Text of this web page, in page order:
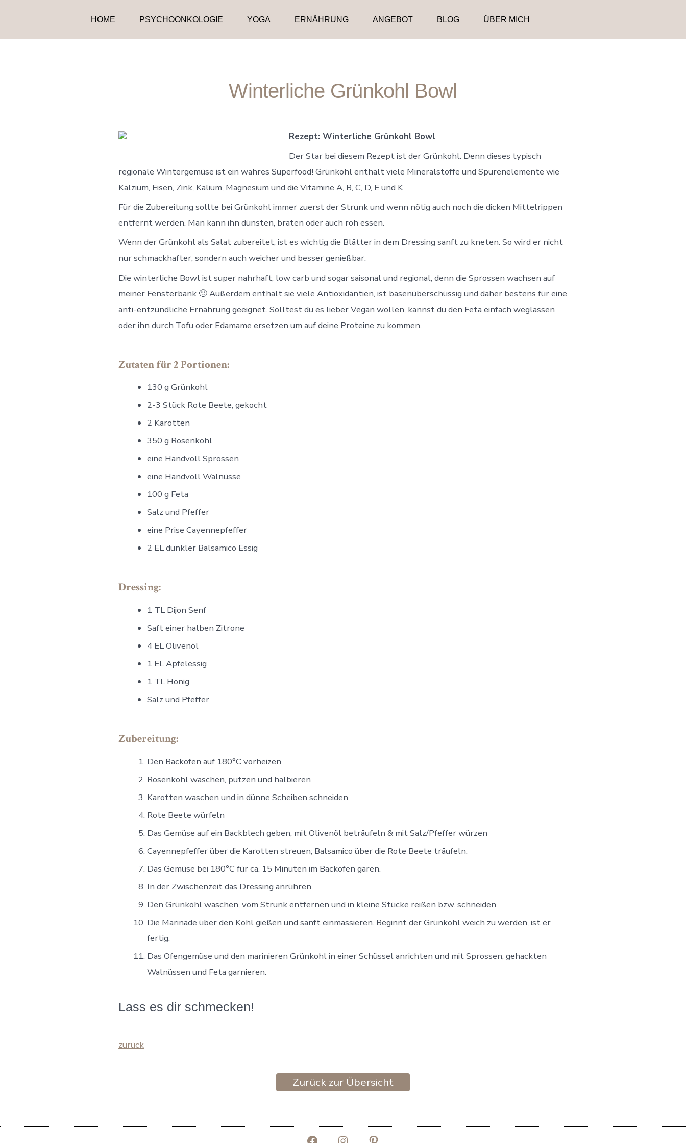
springen
HOME PSYCHOONKOLOGIE YOGA ERNÄHRUNG ANGEBOT BLOG ÜBER MICH
Winterliche Grünkohl Bowl
Rezept: Winterliche Grünkohl Bowl
Der Star bei diesem Rezept ist der Grünkohl. Denn dieses typisch
regionale Wintergemüse ist ein wahres Superfood! Grünkohl enthält viele Mineralstoffe und Spurenelemente wie
Kalzium, Eisen, Zink, Kalium, Magnesium und die Vitamine A, B, C, D, E und K
Für die Zubereitung sollte bei Grünkohl immer zuerst der Strunk und wenn nötig auch noch die dicken Mittelrippen
entfernt werden. Man kann ihn dünsten, braten oder auch roh essen.
Wenn der Grünkohl als Salat zubereitet, ist es wichtig die Blätter in dem Dressing sanft zu kneten. So wird er nicht
nur schmackhafter, sondern auch weicher und besser genießbar.
Die winterliche Bowl ist super nahrhaft, low carb und sogar saisonal und regional, denn die Sprossen wachsen auf
meiner Fensterbank 🙂 Außerdem enthält sie viele Antioxidantien, ist basenüberschüssig und daher bestens für eine
anti-entzündliche Ernährung geeignet. Solltest du es lieber Vegan wollen, kannst du den Feta einfach weglassen
oder ihn durch Tofu oder Edamame ersetzen um auf deine Proteine zu kommen.
Zutaten für 2 Portionen:
130 g Grünkohl
2-3 Stück Rote Beete, gekocht
2 Karotten
350 g Rosenkohl
eine Handvoll Sprossen
eine Handvoll Walnüsse
100 g Feta
Salz und Pfeffer
eine Prise Cayennepfeffer
2 EL dunkler Balsamico Essig
Dressing:
1 TL Dijon Senf
Saft einer halben Zitrone
4 EL Olivenöl
1 EL Apfelessig
1 TL Honig
Salz und Pfeffer
Zubereitung:
Den Backofen auf 180°C vorheizen
Rosenkohl waschen, putzen und halbieren
Karotten waschen und in dünne Scheiben schneiden
Rote Beete würfeln
Das Gemüse auf ein Backblech geben, mit Olivenöl beträufeln & mit Salz/Pfeffer würzen
Cayennepfeffer über die Karotten streuen; Balsamico über die Rote Beete träufeln.
Das Gemüse bei 180°C für ca. 15 Minuten im Backofen garen.
In der Zwischenzeit das Dressing anrühren.
Den Grünkohl waschen, vom Strunk entfernen und in kleine Stücke reißen bzw. schneiden.
Die Marinade über den Kohl gießen und sanft einmassieren. Beginnt der Grünkohl weich zu werden, ist er
fertig.
Das Ofengemüse und den marinieren Grünkohl in einer Schüssel anrichten und mit Sprossen, gehackten
Walnüssen und Feta garnieren.
Lass es dir schmecken!
zurück
Zurück zur Übersicht